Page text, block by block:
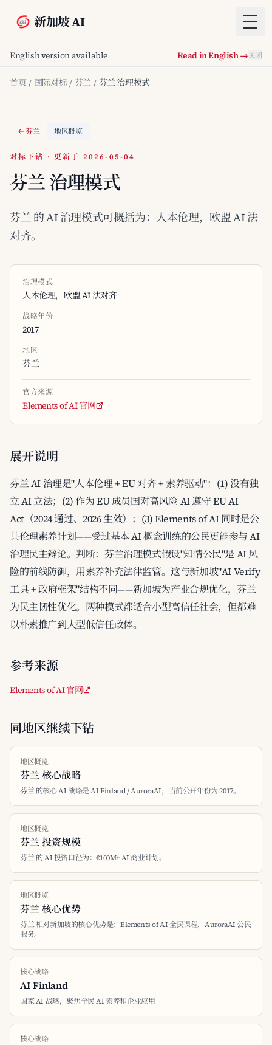
新加坡 AI
English version available Read in English →关闭
首页 / 国际对标 / 芬兰 / 芬兰 治理模式
芬兰 地区概览
对标下钻 · 更新于 2026-05-04
芬兰 治理模式
芬兰 的 AI 治理模式可概括为：人本伦理，欧盟 AI 法
对齐。
治理模式
人本伦理，欧盟 AI 法对齐
战略年份
2017
地区
芬兰
官方来源
Elements of AI 官网
展开说明
芬兰 AI 治理是"人本伦理 + EU 对齐 + 素养驱动"：(1) 没有独
立 AI 立法；(2) 作为 EU 成员国对高风险 AI 遵守 EU AI
Act（2024 通过、2026 生效）；(3) Elements of AI 同时是公
共伦理素养计划——受过基本 AI 概念训练的公民更能参与 AI
治理民主辩论。判断：芬兰治理模式假设"知情公民"是 AI 风
险的前线防御，用素养补充法律监管。这与新加坡"AI Verify
工具 + 政府框架"结构不同——新加坡为产业合规优化，芬兰
为民主韧性优化。两种模式都适合小型高信任社会，但都难
以朴素推广到大型低信任政体。
参考来源
Elements of AI 官网
同地区继续下钻
地区概览
芬兰 核心战略
芬兰 的核心 AI 战略是 AI Finland / AuroraAI，当前公开年份为 2017。
地区概览
芬兰 投资规模
芬兰 的 AI 投资口径为：€100M+ AI 商业计划。
地区概览
芬兰 核心优势
芬兰 相对新加坡的核心优势是：Elements of AI 全民课程，AuroraAI 公民
服务。
核心战略
AI Finland
国家 AI 战略，聚焦全民 AI 素养和企业应用
核心战略